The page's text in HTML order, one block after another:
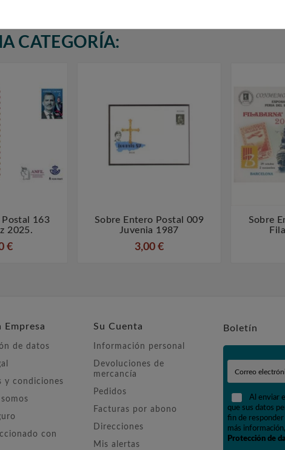
CATEGORÍA:

163
2025.
€
 
Sobre Entero Postal 009
Juvenia 1987
3,00 €
Sobre
Empresa
de datos
y condiciones
con
Su Cuenta
Información personal
Devoluciones de
mercancía
Pedidos
Facturas por abono
Direcciones
Mis alertas
Boletín
Al enviar
que sus datos
fin de responder
más
Protección de